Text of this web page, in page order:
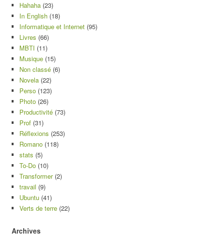
Hahaha (23)
In English (18)
Informatique et Internet (95)
Livres (66)
MBTI (11)
Musique (15)
Non classé (6)
Novela (22)
Perso (123)
Photo (26)
Productivité (73)
Prof (31)
Réflexions (253)
Romano (118)
stats (5)
To-Do (10)
Transformer(2)
travail (9)
Ubuntu (41)
Verts de terre (22)
Archives